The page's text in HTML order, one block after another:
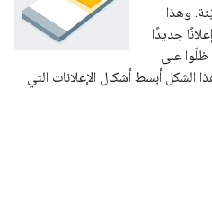
جديدًا
على
أبسط أشكال الإعلانات التي